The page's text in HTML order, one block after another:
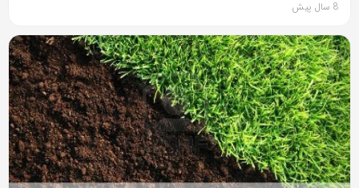
8 سال پیش